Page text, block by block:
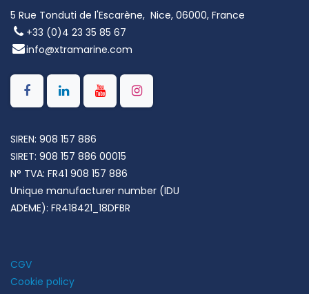
5 Rue Tonduti de l'Escarène, Nice, 06000, France
+33 (0)4 23 35 85 67
info@xtramarine.com
SIREN: 908 157 886
SIRET: 908 157 886 00015
N° TVA: FR41 908 157 886
Unique manufacturer number (IDU
ADEME): FR418421_18DFBR
CGV
Cookie policy